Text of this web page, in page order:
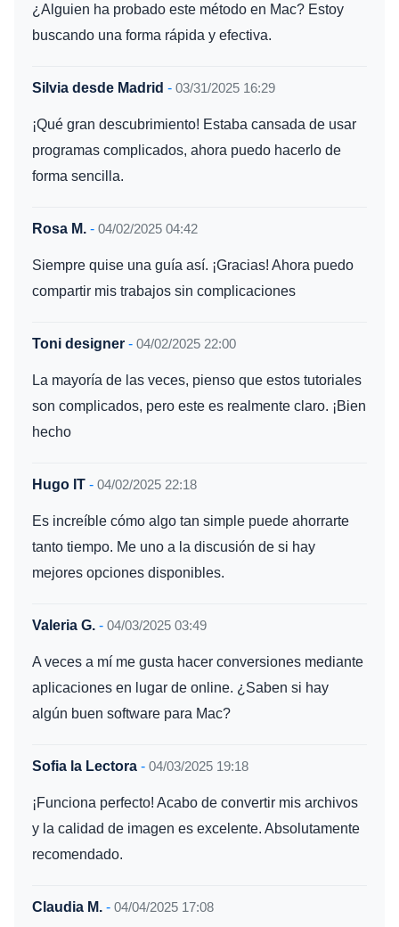
¿Alguien ha probado este método en Mac? Estoy
buscando una forma rápida y efectiva.
Silvia desde Madrid - 03/31/2025 16:29
¡Qué gran descubrimiento! Estaba cansada de usar
programas complicados, ahora puedo hacerlo de
forma sencilla.
Rosa M. - 04/02/2025 04:42
Siempre quise una guía así. ¡Gracias! Ahora puedo
compartir mis trabajos sin complicaciones
Toni designer - 04/02/2025 22:00
La mayoría de las veces, pienso que estos tutoriales
son complicados, pero este es realmente claro. ¡Bien
hecho
Hugo IT - 04/02/2025 22:18
Es increíble cómo algo tan simple puede ahorrarte
tanto tiempo. Me uno a la discusión de si hay
mejores opciones disponibles.
Valeria G. - 04/03/2025 03:49
A veces a mí me gusta hacer conversiones mediante
aplicaciones en lugar de online. ¿Saben si hay
algún buen software para Mac?
Sofia la Lectora - 04/03/2025 19:18
¡Funciona perfecto! Acabo de convertir mis archivos
y la calidad de imagen es excelente. Absolutamente
recomendado.
Claudia M. - 04/04/2025 17:08